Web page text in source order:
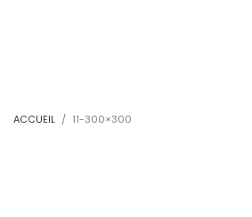
ACCUEIL 11-300×300